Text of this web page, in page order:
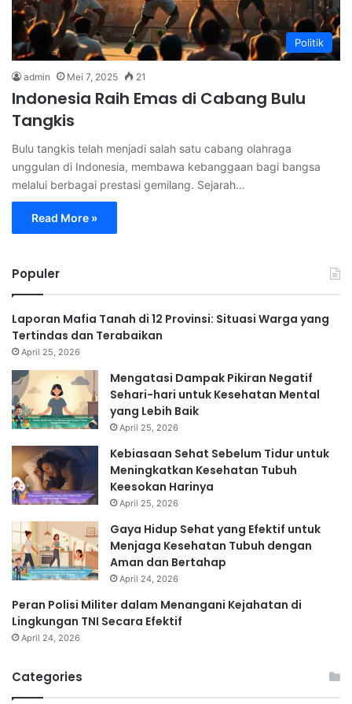
Politik
admin Mei 7, 2025 21
Indonesia Raih Emas di Cabang Bulu
Tangkis
Bulu tangkis telah menjadi salah satu cabang olahraga
unggulan di Indonesia, membawa kebanggaan bagi bangsa
melalui berbagai prestasi gemilang. Sejarah…
Read More »
Populer
Laporan Mafia Tanah di 12 Provinsi: Situasi Warga yang
Tertindas dan Terabaikan
April 25, 2026
Mengatasi Dampak Pikiran Negatif
Sehari-hari untuk Kesehatan Mental
yang Lebih Baik
April 25, 2026
Kebiasaan Sehat Sebelum Tidur untuk
Meningkatkan Kesehatan Tubuh
Keesokan Harinya
April 25, 2026
Gaya Hidup Sehat yang Efektif untuk
Menjaga Kesehatan Tubuh dengan
Aman dan Bertahap
April 24, 2026
Peran Polisi Militer dalam Menangani Kejahatan di
Lingkungan TNI Secara Efektif
April 24, 2026
Categories